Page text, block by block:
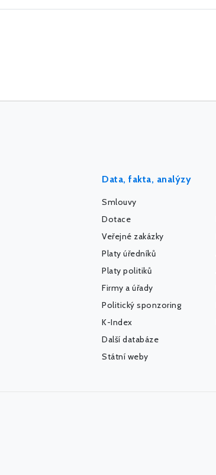
Data, fakta, analýzy
Smlouvy
Dotace
Veřejné zakázky
Platy úředníků
Platy politiků
Firmy a úřady
Politický sponzoring
K-Index
Další databáze
Státní weby